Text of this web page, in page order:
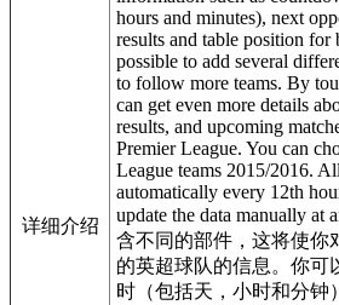
详细介绍
hours and minutes), next
results and table position for
possible to add several
to follow more teams. By
can get even more details
results, and upcoming
Premier League. You can
League teams 2015/2016.
automatically every 12th
update the data manually
含不同的部件，这将使你
的英超球队的信息。你可
时（包括天，小时和分钟